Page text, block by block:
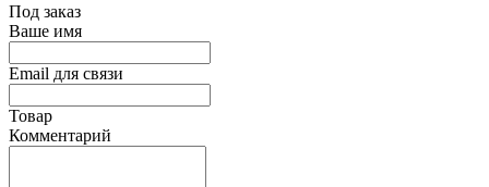
Под заказ
Ваше имя
Email для связи
Товар
Комментарий